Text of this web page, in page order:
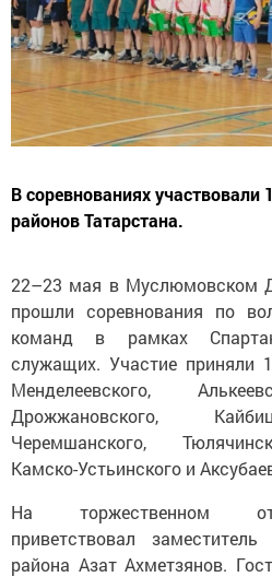
В соревнованиях
районов Татарстана.
22–23 мая в Муслюмовском
прошли соревнования по
команд в рамках
служащих. Участие приняли
Менделеевского,
Дрожжановского,
Черемшанского,
Камско-Устьинского и
На торжественном
приветствовал
района Азат Ахметзянов.